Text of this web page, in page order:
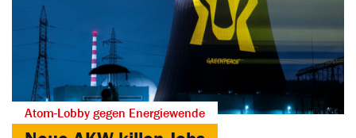
Atom-Lobby gegen Energiewende